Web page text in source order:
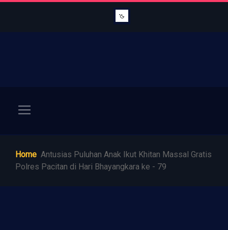
Home Antusias Puluhan Anak Ikut Khitan Massal Gratis
Polres Pacitan di Hari Bhayangkara ke - 79